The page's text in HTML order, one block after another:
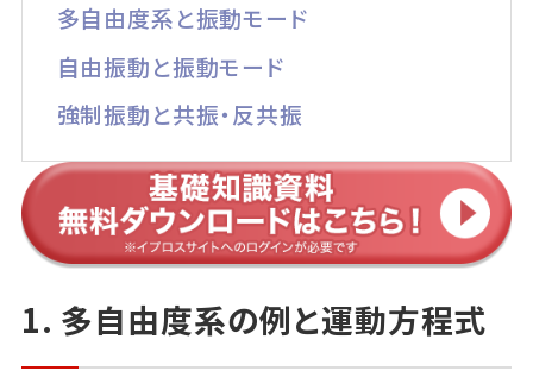
多自由度系と振動モード
自由振動と振動モード
強制振動と共振・反共振
1. 多自由度系の例と運動方程式